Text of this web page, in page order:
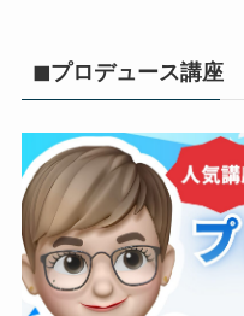
◼︎プロデュース講座